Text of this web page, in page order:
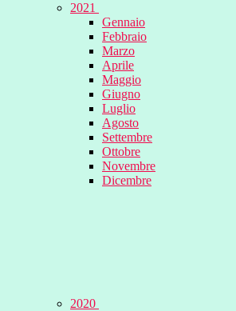
2021
Gennaio
Febbraio
Marzo
Aprile
Maggio
Giugno
Luglio
Agosto
Settembre
Ottobre
Novembre
Dicembre
2020